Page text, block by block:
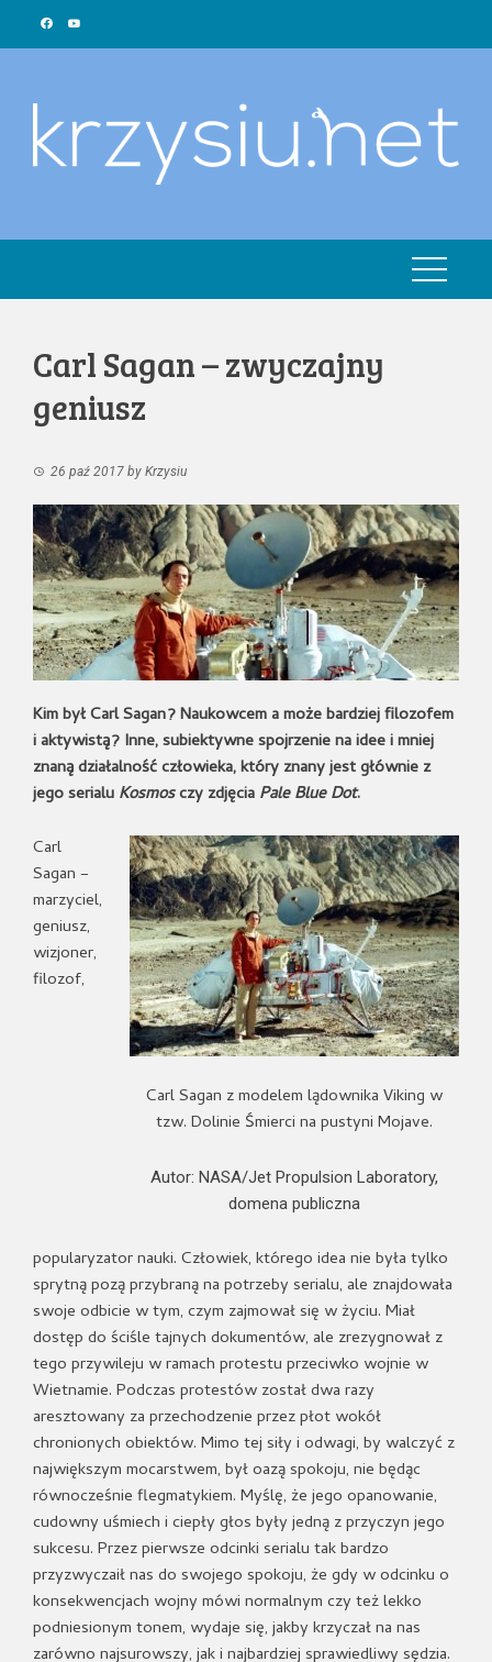
Carl Sagan – zwyczajny
geniusz
26 paź 2017 by Krzysiu
Kim był Carl Sagan? Naukowcem a może bardziej filozofem
i aktywistą? Inne, subiektywne spojrzenie na idee i mniej
znaną działalność człowieka, który znany jest głównie z
jego serialu Kosmosczy zdjęcia Pale Blue Dot.
Carl Sagan z modelem lądownika Viking w
tzw. Dolinie Śmierci na pustyni Mojave.
Autor: NASA/Jet Propulsion Laboratory,
domena publiczna
Carl
Sagan –
marzyciel,
geniusz,
wizjoner,
filozof,
popularyzator nauki. Człowiek, którego idea nie była tylko
sprytną pozą przybraną na potrzeby serialu, ale znajdowała
swoje odbicie w tym, czym zajmował się w życiu. Miał
dostęp do ściśle tajnych dokumentów, ale zrezygnował z
tego przywileju w ramach protestu przeciwko wojnie w
Wietnamie. Podczas protestów został dwa razy
aresztowany za przechodzenie przez płot wokół
chronionych obiektów. Mimo tej siły i odwagi, by walczyć z
największym mocarstwem, był oazą spokoju, nie będąc
równocześnie flegmatykiem. Myślę, że jego opanowanie,
cudowny uśmiech i ciepły głos były jedną z przyczyn jego
sukcesu. Przez pierwsze odcinki serialu tak bardzo
przyzwyczaił nas do swojego spokoju, że gdy w odcinku o
konsekwencjach wojny mówi normalnym czy też lekko
podniesionym tonem, wydaje się, jakby krzyczał na nas
zarówno najsurowszy, jak i najbardziej sprawiedliwy sędzia.